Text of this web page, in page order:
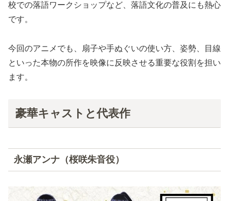
校での落語ワークショップなど、落語文化の普及にも熱心
です。
今回のアニメでも、扇子や手ぬぐいの使い方、姿勢、目線
といった本物の所作を映像に反映させる重要な役割を担い
ます。
豪華キャストと代表作
永瀬アンナ（桜咲朱音役）